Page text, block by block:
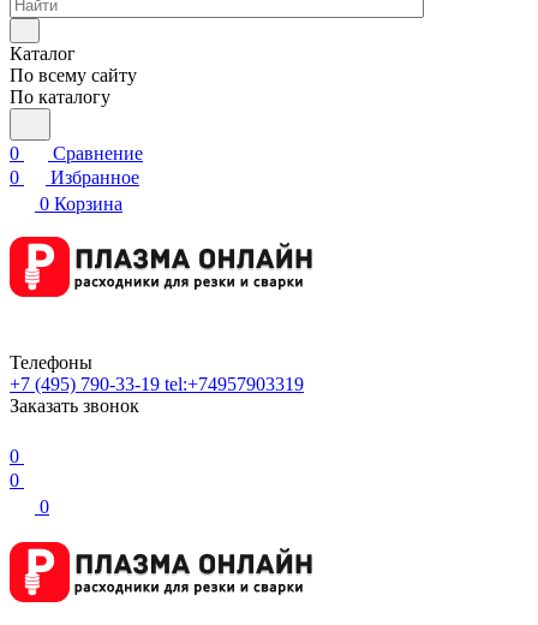
Каталог
По всему сайту
По каталогу
0
Сравнение
0
Избранное
0 Корзина
Телефоны
+7 (495) 790-33-19 tel:+74957903319
Заказать звонок
0
0
0